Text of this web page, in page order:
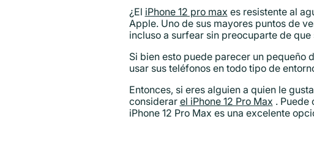
¿El iPhone 12 pro max es resistente al
Apple. Uno de sus mayores puntos de
incluso a surfear sin preocuparte de que
Si bien esto puede parecer un pequeño
usar sus teléfonos en todo tipo de
Entonces, si eres alguien a quien le
considerar el iPhone 12 Pro Max . Puede
iPhone 12 Pro Max es una excelente